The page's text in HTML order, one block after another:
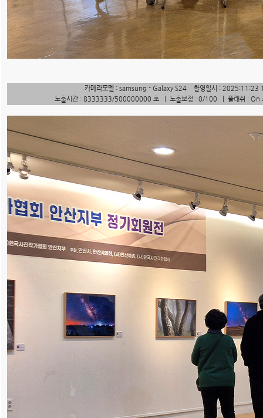
카메라모델 : samsung - Galaxy S24 촬영일시 :
노출시간 : 8333333/500000000 초 | 노출보정 : 0/100 | 플래쉬 : On